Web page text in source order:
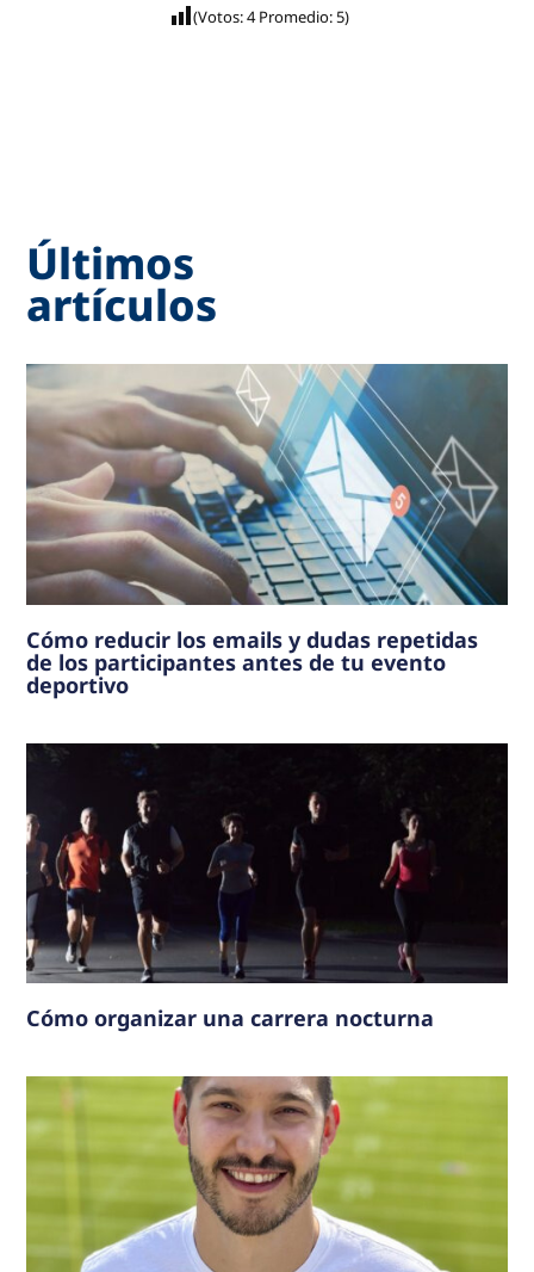
(Votos:4Promedio:5)
Últimos
artículos
Cómo reducir los emails y dudas repetidas
de los participantes antes de tu evento
deportivo
Cómo organizar una carrera nocturna